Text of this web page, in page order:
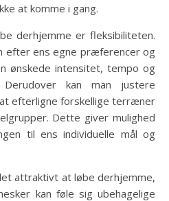
at komme i gang.
derhjemme er fleksibiliteten.
efter ens egne præferencer og
ønskede intensitet, tempo og
kan man justere
efterligne forskellige terræner
Dette giver mulighed
til ens individuelle mål og
attraktivt at løbe derhjemme,
kan føle sig ubehagelige